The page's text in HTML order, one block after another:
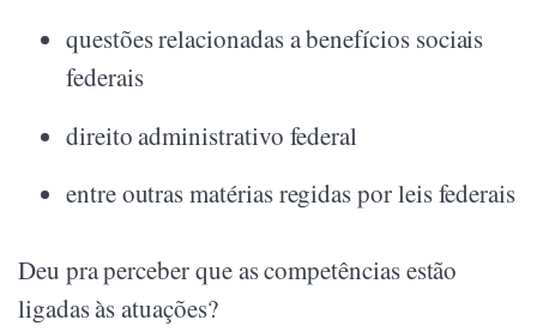
questões relacionadas a benefícios sociais
federais
direito administrativo federal
entre outras matérias regidas por leis federais
Deu pra perceber que as competências estão
ligadas às atuações?